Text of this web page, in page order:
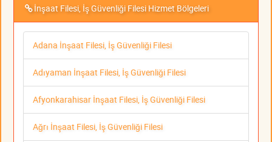
İnşaat Filesi, İş Güvenliği Filesi Hizmet Bölgeleri
Adana İnşaat Filesi, İş Güvenliği Filesi
Adıyaman İnşaat Filesi, İş Güvenliği Filesi
Afyonkarahisar İnşaat Filesi, İş Güvenliği Filesi
Ağrı İnşaat Filesi, İş Güvenliği Filesi